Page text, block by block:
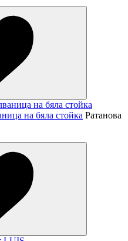
на бяла стойка Ратанова